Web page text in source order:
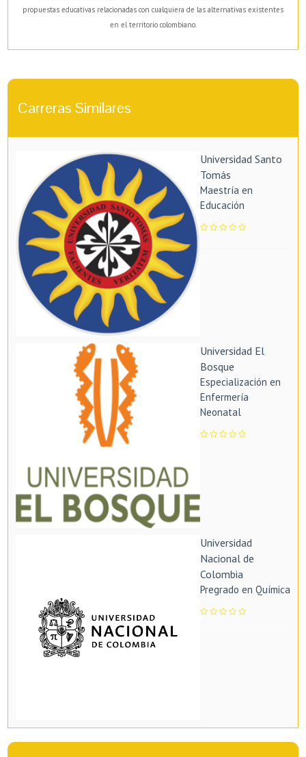
propuestas educativas relacionadas con cualquiera de las alternativas existentes
en el territorio colombiano.
Carreras Similares
Universidad Santo
Tomás
Maestría en
Educación
Universidad El
Bosque
Especialización en
Enfermería
Neonatal
Universidad
Nacional de
Colombia
Pregrado en Química